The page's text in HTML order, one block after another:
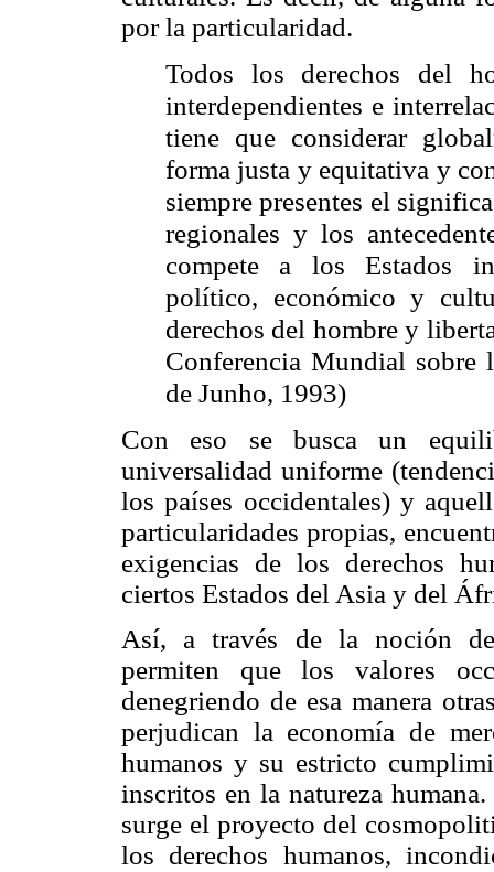
por la particularidad.
Todos los derechos del
interdependientes e
tiene que considerar
forma justa y equitativa y
siempre presentes el
regionales y los
compete a los Estados
político, económico y
derechos del hombre y
Conferencia Mundial sobre
de Junho, 1993)
Con eso se busca un
universalidad uniforme
los países occidentales) y
particularidades propias,
exigencias de los derechos
ciertos Estados del Asia y del
Así, a través de la noción de
permiten que los valores
denegriendo de esa manera
perjudican la economía de
humanos y su estricto
inscritos en la natureza
surge el proyecto del
los derechos humanos,